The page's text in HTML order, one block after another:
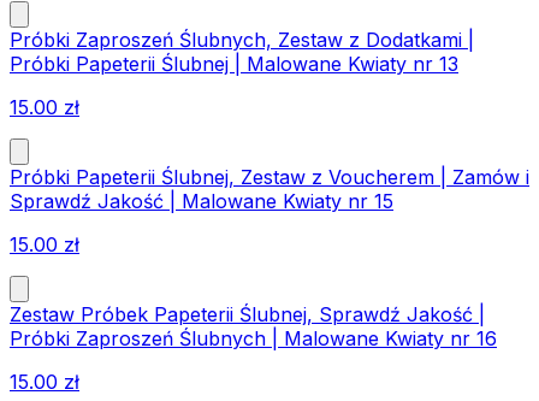
Próbki Zaproszeń Ślubnych, Zestaw z Dodatkami |
Próbki Papeterii Ślubnej | Malowane Kwiaty nr 13
15.00 zł
Próbki Papeterii Ślubnej, Zestaw z Voucherem | Zamów i
Sprawdź Jakość | Malowane Kwiaty nr 15
15.00 zł
Zestaw Próbek Papeterii Ślubnej, Sprawdź Jakość |
Próbki Zaproszeń Ślubnych | Malowane Kwiaty nr 16
15.00 zł